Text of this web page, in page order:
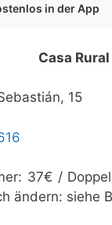
in der App
Casa
15
37€ /
ändern: siehe